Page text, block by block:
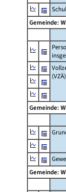
Gemeinde:
(VZÄ)
Gemeinde:
Gemeinde: